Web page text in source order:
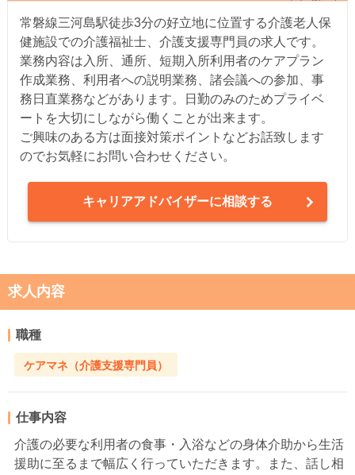
常磐線三河島駅徒歩3分の好立地に位置する介護老人保
健施設での介護福祉士、介護支援専門員の求人です。
業務内容は入所、通所、短期入所利用者のケアプラン
作成業務、利用者への説明業務、諸会議への参加、事
務日直業務などがあります。日勤のみのためプライベ
ートを大切にしながら働くことが出来ます。
ご興味のある方は面接対策ポイントなどお話致します
のでお気軽にお問い合わせください。
キャリアアドバイザーに相談する
求人内容
職種
ケアマネ（介護支援専門員）
仕事内容
介護の必要な利用者の食事・入浴などの身体介助から生活
援助に至るまで幅広く行っていただきます。また、話し相